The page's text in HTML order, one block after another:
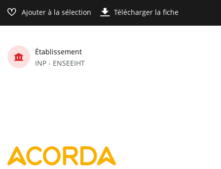
Ajouter à la sélection Télécharger la fiche
Établissement
INP - ENSEEIHT